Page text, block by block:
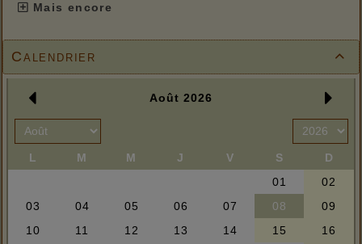
Mais encore

Calendrier